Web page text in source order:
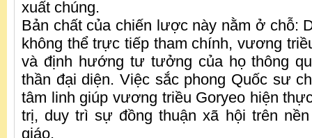
xuất chúng.
Bản chất của chiến lược này nằm ở chỗ:
không thể trực tiếp tham chính, vương
và định hướng tư tưởng của họ thông
thần đại diện. Việc sắc phong Quốc sư
tâm linh giúp vương triều Goryeo hiện
trị, duy trì sự đồng thuận xã hội trên
giáo.